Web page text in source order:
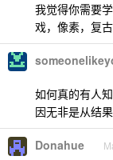
我觉得你需要
戏，像素，复
如何真的有人
因无非是从结
Donahue